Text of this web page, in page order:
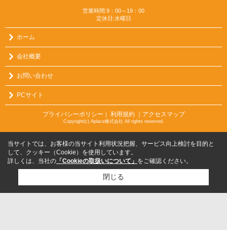
営業時間:9：00～19：00
定休日:水曜日
ホーム
会社概要
お問い合わせ
PCサイト
プライバシーポリシー ｜ 利用規約 ｜アクセスマップ
Copyright(c) Aplace株式会社 All rights reserved.
当サイトでは、お客様の当サイト利用状況把握、サービス向上検討を目的と
して、クッキー（Cookie）を使用しています。
詳しくは、当社の 「Cookieの取扱いについて」 をご確認ください。
閉じる